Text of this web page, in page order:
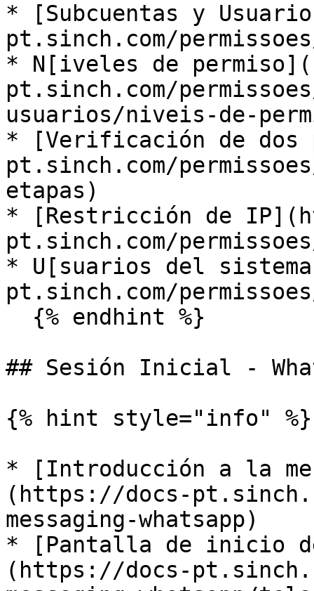
* ​[Subcuentas y
pt.sinch.com/
* ​N[iveles de
pt.sinch.com/
usuarios/niveis-de-
* ​[Verificación de dos
pt.sinch.com/
etapas) ​
* ​[Restricción de
pt.sinch.com/
* ​U[suarios del
pt.sinch.com/
## Sesión Inicial -
{% hint style="info" %}
* ​[Introducción a la
(https://docs-
messaging-whatsapp) ​
* ​[Pantalla de inicio
(https://docs-